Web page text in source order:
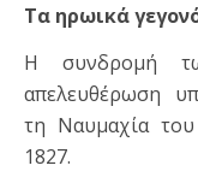
Τα ηρωικά
Η συνδρομή
απελευθέρωση
τη Ναυμαχία
1827.